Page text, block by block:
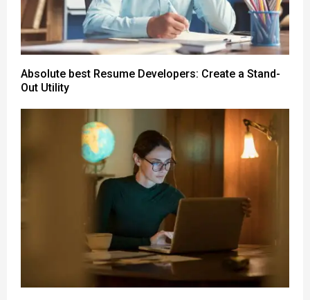
Absolute best Resume Developers: Create a Stand-
Out Utility